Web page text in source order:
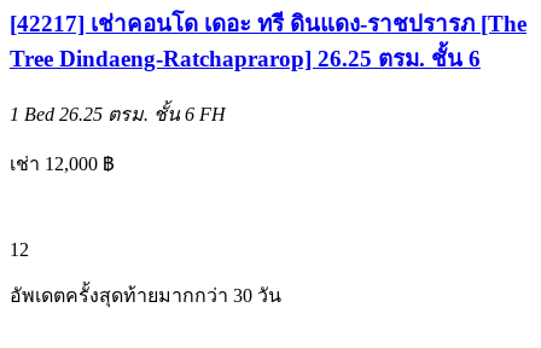
[42217] เช่าคอนโด เดอะ ทรี ดินแดง-ราชปรารภ [The
Tree Dindaeng-Ratchaprarop] 26.25 ตรม. ชั้น 6
1 Bed 26.25 ตรม. ชั้น 6 FH
เช่า 12,000 ฿
12
อัพเดตครั้งสุดท้ายมากกว่า 30 วัน